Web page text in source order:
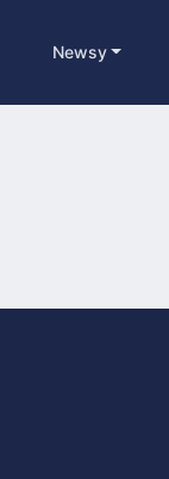
Newsy